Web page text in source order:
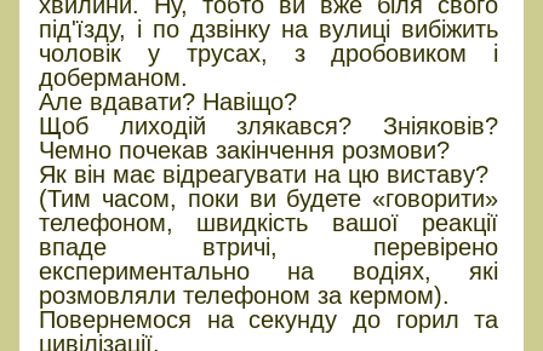
під'їзду, і по дзвінку на вулиці вибіжить
чоловік у трусах, з дробовиком і
доберманом.
Але вдавати? Навіщо?
Щоб лиходій злякався? Зніяковів?
Чемно почекав закінчення розмови?
Як він має відреагувати на цю виставу?
(Тим часом, поки ви будете «говорити»
телефоном, швидкість вашої реакції
впаде втричі, перевірено
експериментально на водіях, які
розмовляли телефоном за кермом).
Повернемося на секунду до горил та
цивілізації.